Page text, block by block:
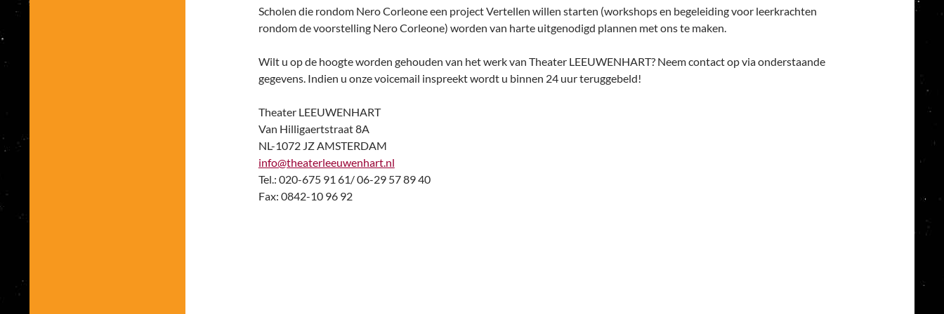
Scholen die rondom Nero Corleone een project Vertellen willen starten (workshops en begeleiding voor leerkrachten
rondom de voorstelling Nero Corleone) worden van harte uitgenodigd plannen met ons te maken.
Wilt u op de hoogte worden gehouden van het werk van Theater LEEUWENHART? Neem contact op via onderstaande
gegevens. Indien u onze voicemail inspreekt wordt u binnen 24 uur teruggebeld!
Theater LEEUWENHART
Van Hilligaertstraat 8A
NL-1072 JZ AMSTERDAM
info@theaterleeuwenhart.nl
Tel.: 020-675 91 61/ 06-29 57 89 40
Fax: 0842-10 96 92